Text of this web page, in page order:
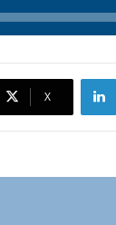
X